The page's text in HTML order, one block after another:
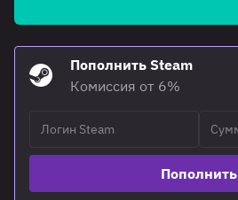
Пополнить Steam
Комиссия от 6%
Пополнить